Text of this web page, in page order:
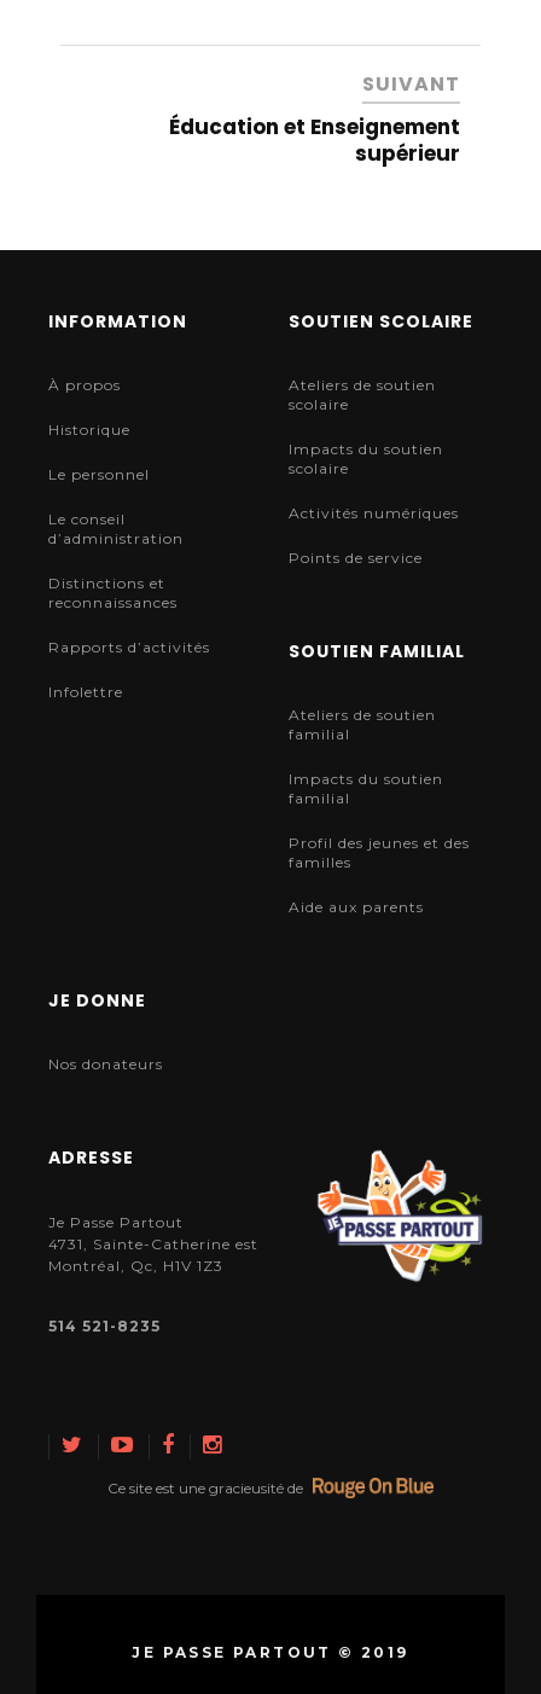
SUIVANT
Éducation et Enseignement
supérieur
INFORMATION
À propos
Historique
Le personnel
Le conseil
d’administration
Distinctions et
reconnaissances
Rapports d’activités
Infolettre
SOUTIEN SCOLAIRE
Ateliers de soutien
scolaire
Impacts du soutien
scolaire
Activités numériques
Points de service
SOUTIEN FAMILIAL
Ateliers de soutien
familial
Impacts du soutien
familial
Profil des jeunes et des
familles
Aide aux parents
JE DONNE
Nos donateurs
ADRESSE
Je Passe Partout
4731, Sainte-Catherine est
Montréal, Qc, H1V 1Z3
514 521-8235
Ce site est une gracieusité de
JE PASSE PARTOUT © 2019